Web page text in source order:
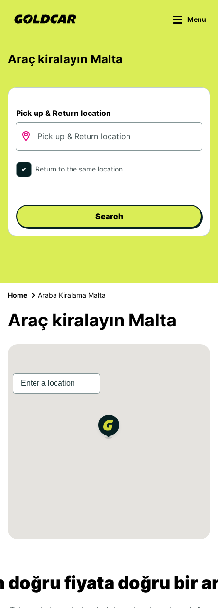
Menu
Araç kiralayın Malta
Pick up & Return location
Return to the same location
Search
Home Araba Kiralama Malta
Araç kiralayın Malta
doğru fiyata doğru bir